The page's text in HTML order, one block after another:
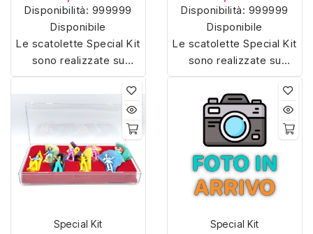
Disponibilità: 999999
Disponibile
Le scatolette Special Kit
sono realizzate su
misura con materiali di
alta qualità, hanno un
interno sagomato in
vellutino rosso e offrono
soluzioni eleganti e
pratiche per organizzare
e mostrare la tua
Disponibilità: 999999
Disponibile
Le scatolette Special Kit
sono realizzate su
misura con materiali di
alta qualità, hanno un
interno sagomato in
vellutino rosso e offrono
soluzioni eleganti e
pratiche per organizzare
e mostrare la tua
collezione di sorpresine.
Special Kit Special Kit